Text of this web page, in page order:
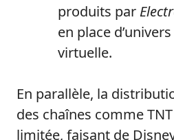
produits par
en place
virtuelle.
En parallèle, la
des chaînes comme
limitée, faisant de